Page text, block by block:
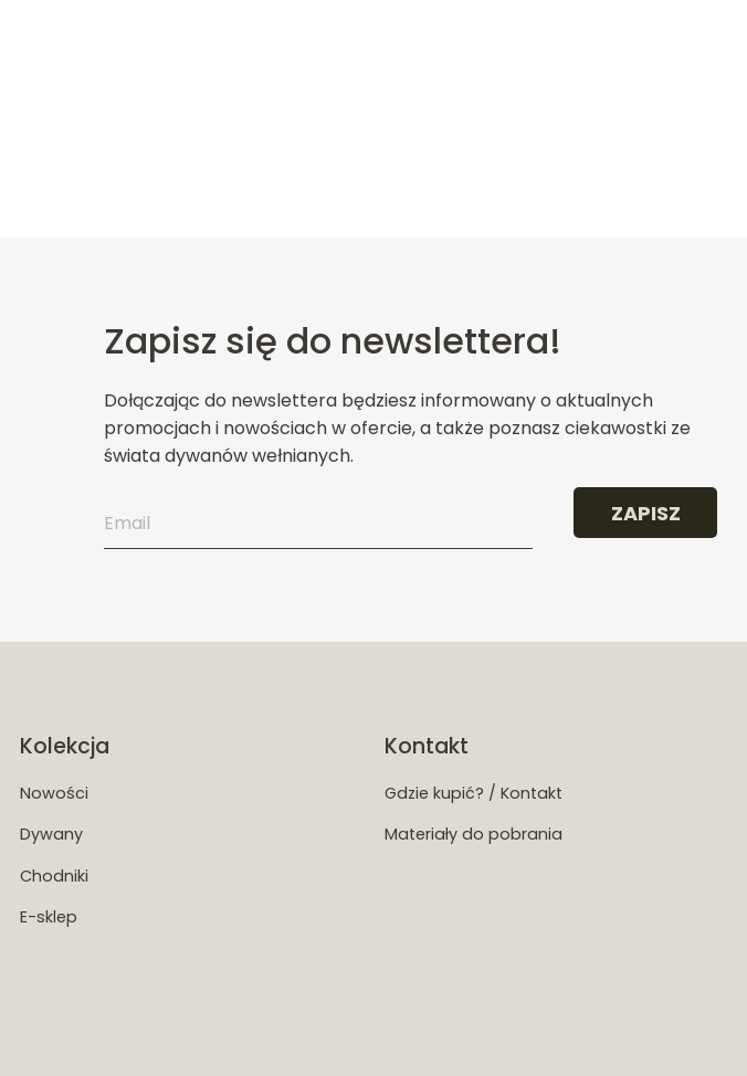
Zapisz się do newslettera!
Dołączając do newslettera będziesz informowany o aktualnych
promocjach i nowościach w ofercie, a także poznasz ciekawostki ze
świata dywanów wełnianych.
ZAPISZ
Kolekcja
Nowości
Dywany
Chodniki
E-sklep
Kontakt
Gdzie kupić? / Kontakt
Materiały do pobrania